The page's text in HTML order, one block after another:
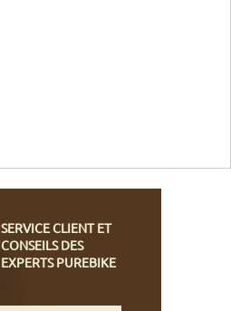
SERVICE CLIENT ET
CONSEILS DES
EXPERTS PUREBIKE